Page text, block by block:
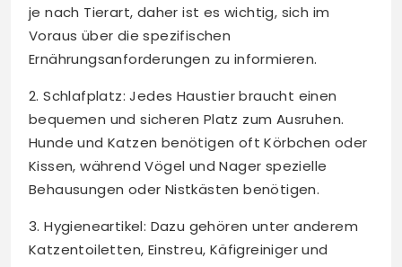
je nach Tierart, daher ist es wichtig, sich im
Voraus über die spezifischen
Ernährungsanforderungen zu informieren.
2. Schlafplatz: Jedes Haustier braucht einen
bequemen und sicheren Platz zum Ausruhen.
Hunde und Katzen benötigen oft Körbchen oder
Kissen, während Vögel und Nager spezielle
Behausungen oder Nistkästen benötigen.
3. Hygieneartikel: Dazu gehören unter anderem
Katzentoiletten, Einstreu, Käfigreiniger und